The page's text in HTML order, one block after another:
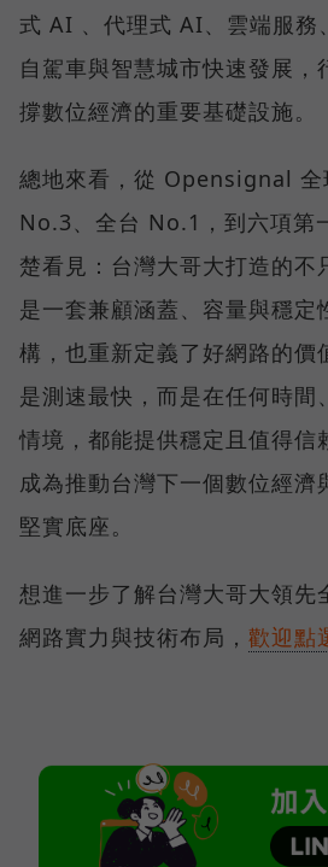
式 AI 、代理式 AI、雲端服務
自駕車與智慧城市快速發展，
撐數位經濟的重要基礎設施。
總地來看，從 Opensignal 全
No.3、全台 No.1，到六項第
楚看見：台灣大哥大打造的不
是一套兼顧涵蓋、容量與穩定
構，也重新定義了好網路的價
是測速最快，而是在任何時間
情境，都能提供穩定且值得信
成為推動台灣下一個數位經
堅實底座。
想進一步了解台灣大哥大領先
網路實力與技術布局， 歡迎點